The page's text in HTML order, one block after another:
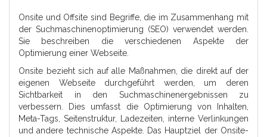
Onsite und Offsite sind Begriffe, die im Zusammenhang mit
der Suchmaschinenoptimierung (SEO) verwendet werden.
Sie beschreiben die verschiedenen Aspekte der
Optimierung einer Webseite.
Onsite bezieht sich auf alle Maßnahmen, die direkt auf der
eigenen Webseite durchgeführt werden, um deren
Sichtbarkeit in den Suchmaschinenergebnissen zu
verbessern. Dies umfasst die Optimierung von Inhalten,
Meta-Tags, Seitenstruktur, Ladezeiten, interne Verlinkungen
und andere technische Aspekte. Das Hauptziel der Onsite-